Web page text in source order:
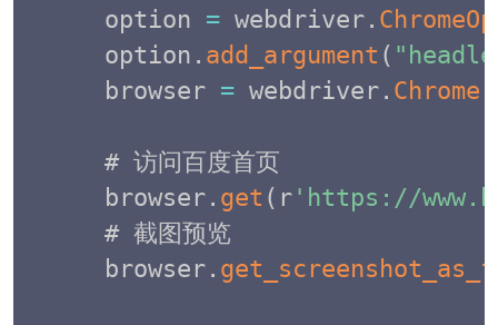
option = webdriver.
option . add_argument (
browser = webdriver. Chrome
# 访问百度首页
browser. get ( r'https://
# 截图预览
browser.